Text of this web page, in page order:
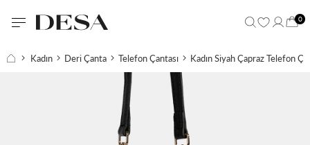
0
Kadın Deri Çanta Telefon Çantası Kadın Siyah Çapraz Telefon